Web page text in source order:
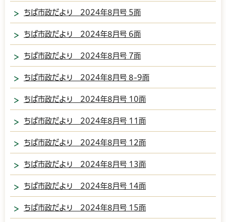
ちば市政だより 2024年8月号 5面
ちば市政だより 2024年8月号 6面
ちば市政だより 2024年8月号 7面
ちば市政だより 2024年8月号 8-9面
ちば市政だより 2024年8月号 10面
ちば市政だより 2024年8月号 11面
ちば市政だより 2024年8月号 12面
ちば市政だより 2024年8月号 13面
ちば市政だより 2024年8月号 14面
ちば市政だより 2024年8月号 15面